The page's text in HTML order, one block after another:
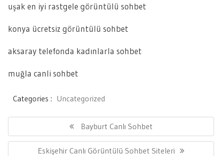
uşak en iyi rastgele görüntülü sohbet
konya ücretsiz görüntülü sohbet
aksaray telefonda kadınlarla sohbet
muğla canli sohbet
Categories : Uncategorized
Previous
Post:
Bayburt Canlı Sohbet
Next
Eskişehir Canlı Görüntülü Sohbet Siteleri